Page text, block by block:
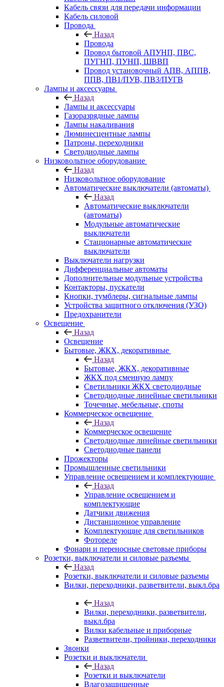
Кабель связи для передачи информации
Кабель силовой
Провода
Назад
Провода
Провод бытовой АПУНП, ПВС,
ПУГНП, ПУНП, ШВВП
Провод установочный АПВ, АППВ,
ППВ, ПВ1/ПУВ, ПВ3/ПУГВ
Лампы и аксессуары
Назад
Лампы и аксессуары
Газоразрядные лампы
Лампы накаливания
Люминесцентные лампы
Патроны, переходники
Светодиодные лампы
Низковольтное оборудование
Назад
Низковольтное оборудование
Автоматические выключатели (автоматы)
Назад
Автоматические выключатели
(автоматы)
Модульные автоматические
выключатели
Стационарные автоматические
выключатели
Выключатели нагрузки
Дифференциальные автоматы
Дополнительные модульные устройства
Контакторы, пускатели
Кнопки, тумблеры, сигнальные лампы
Устройства защитного отключения (УЗО)
Предохранители
Освещение
Назад
Освещение
Бытовые, ЖКХ, декоративные
Назад
Бытовые, ЖКХ, декоративные
ЖКХ под сменную лампу
Светильники ЖКХ светодиодные
Светодиодные линейные светильники
Точечные, мебельные, споты
Коммерческое освещение
Назад
Коммерческое освещение
Светодиодные линейные светильники
Светодиодные панели
Прожекторы
Промышленные светильники
Управление освещением и комплектующие
Назад
Управление освещением и
комплектующие
Датчики движения
Дистанционное управление
Комплектующие для светильников
Фотореле
Фонари и переносные световые приборы
Розетки, выключатели и силовые разъемы
Назад
Розетки, выключатели и силовые разъемы
Вилки, переходники, разветвители, выкл.бра
Назад
Вилки, переходники, разветвители,
выкл.бра
Вилки кабельные и приборные
Разветвители, тройники, переходники
Звонки
Розетки и выключатели
Назад
Розетки и выключатели
Влагозащищенные